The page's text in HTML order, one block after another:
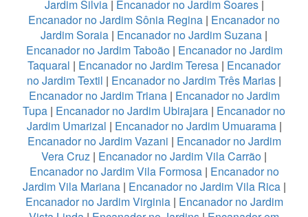
Jardim Silvia| Encanador no Jardim Soares|
Encanador no Jardim Sônia Regina | Encanador no
Jardim Soraia | Encanador no Jardim Suzana |
Encanador no Jardim Taboão| Encanador no Jardim
Taquaral | Encanador no Jardim Teresa | Encanador
no Jardim Textil | Encanador no Jardim Três Marias |
Encanador no Jardim Triana| Encanador no Jardim
Tupa | Encanador no Jardim Ubirajara | Encanador no
Jardim Umarizal | Encanador no Jardim Umuarama|
Encanador no Jardim Vazani | Encanador no Jardim
Vera Cruz | Encanador no Jardim Vila Carrão |
Encanador no Jardim Vila Formosa| Encanador no
Jardim Vila Mariana| Encanador no Jardim Vila Rica|
Encanador no Jardim Virginia| Encanador no Jardim